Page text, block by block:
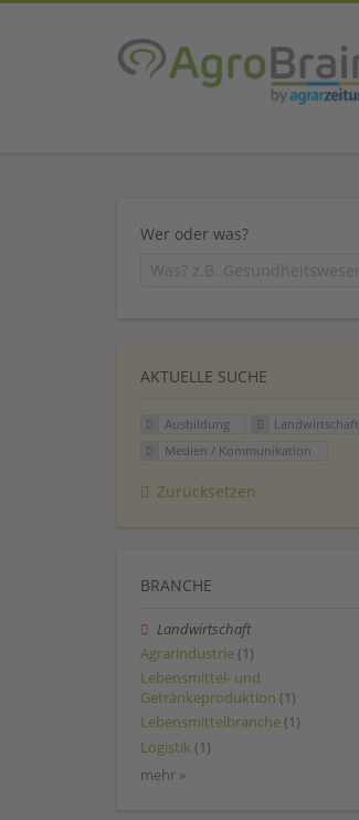
Wer oder was?
AKTUELLE SUCHE
Ausbildung
Landwirtschaft
Medien / Kommunikation
Zurücksetzen
BRANCHE
Landwirtschaft
Agrarindustrie (1)
Lebensmittel- und
Getränkeproduktion (1)
Lebensmittelbranche (1)
Logistik (1)
mehr »